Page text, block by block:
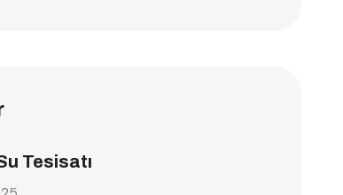
Tesisatı